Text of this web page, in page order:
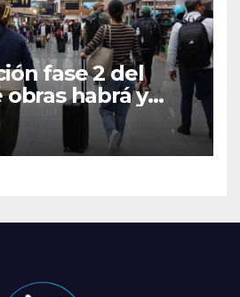
fase 2 del
obras habrá y
vuelos durante